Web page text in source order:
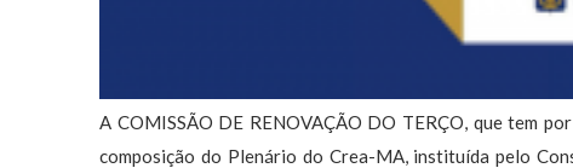
A COMISSÃO DE RENOVAÇÃO DO TERÇO, que tem
composição do Plenário do Crea-MA, instituída pelo